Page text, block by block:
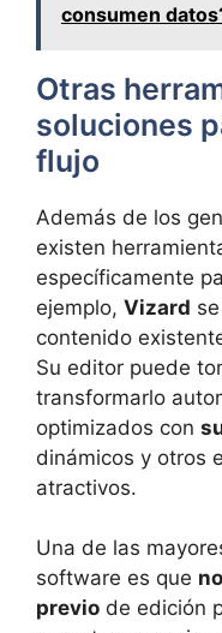
consumen
Otras
soluciones
flujo
Además de los
existen
específicamente
ejemplo, Vizard
contenido
Su editor puede
transformarlo
optimizados con
dinámicos y otros
atractivos.
Una de las
software es que
previo de edición